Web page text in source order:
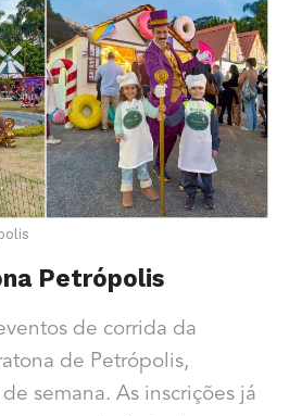
Petrópolis
de corrida da
de Petrópolis,
semana. As inscrições já